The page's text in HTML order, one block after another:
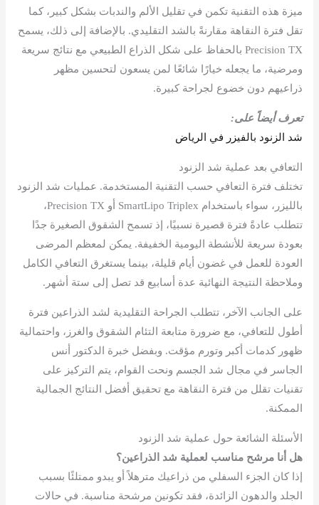
ميزة هذه التقنية تكمن في تقليل الألم والندبات بشكل كبير، كما
تقل فترة النقاهة مقارنةً بالشد التقليدي. بالإضافة إلى ذلك، يسمح
Precision TX بالحفاظ على شكل الذراع الطبيعي مع نتائج سريعة
ومرضية، ما يجعله خيارًا شائعًا لمن يسعون لتحسين مظهر
ذراعيهم دون خضوع لجراحة كبيرة.
تعرف أيضاً على:
شد الزنود بالفيزر في الرياض
التعافي بعد عملية شد الزنود
تختلف فترة التعافي حسب التقنية المستخدمة. عمليات شد الزنود
بالليزر، سواء باستخدام SmartLipo Triplex أو Precision TX،
تتطلب عادةً فترة قصيرة نسبيًا، إذ تسمح الشقوق الصغيرة جدًا
بعودة سريعة للأنشطة اليومية الخفيفة. يمكن لمعظم المرضى
العودة للعمل في غضون أيام قليلة، بينما يستغرق التعافي الكامل
وملاحظة النتيجة النهائية عدة أسابيع قد تصل إلى ستة أشهر.
على الجانب الآخر، تتطلب الجراحة التقليدية لشد الذراعين فترة
أطول للتعافي، مع ضرورة متابعة التئام الشقوق والغرز، واحتمالية
ظهور كدمات أكبر وتورم مؤقت. وبفضل خبرة الدكتور أنس
الجاسر في مجال شد الجسم ونحت القوام، يتم التركيز على
تقنيات تقلل من فترة النقاهة مع تحقيق أفضل النتائج الجمالية
الممكنة.
الأسئلة الشائعة حول عملية شد الزنود
هل أنا مرشح مناسب لعملية شد الذراعين؟
إذا كان الجزء السفلي من ذراعيك مترهلاً أو يبدو ممتلئًا بسبب
الجلد والدهون الزائدة، فقد تكونين مرشحة مناسبة. في حالات